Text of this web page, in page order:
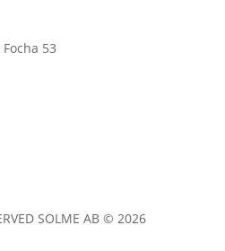
53
SOLME AB © 2026